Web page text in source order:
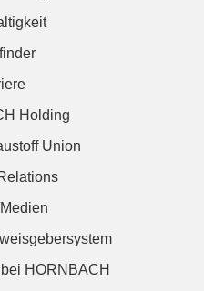
Holding
Union
HORNBACH